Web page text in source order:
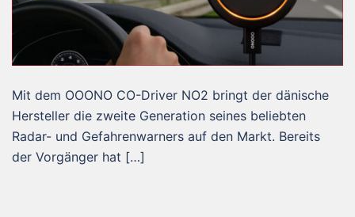
Mit dem OOONO CO-Driver NO2 bringt der dänische
Hersteller die zweite Generation seines beliebten
Radar- und Gefahrenwarners auf den Markt. Bereits
der Vorgänger hat […]